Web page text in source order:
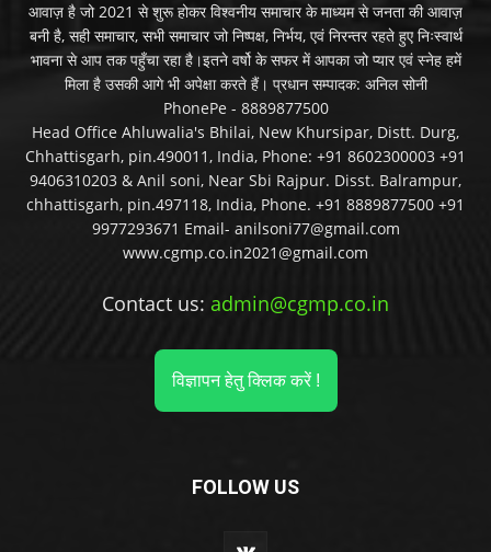
आवाज़ है जो 2021 से शुरू होकर विश्वनीय समाचार के माध्यम से जनता की आवाज़
बनी है, सही समाचार, सभी समाचार जो निष्पक्ष, निर्भय, एवं निरन्तर रहते हुए निःस्वार्थ
भावना से आप तक पहुँचा रहा है।इतने वर्षो के सफर में आपका जो प्यार एवं स्नेह हमें
मिला है उसकी आगे भी अपेक्षा करते हैं। प्रधान सम्पादक: अनिल सोनी
PhonePe - 8889877500
Head Office Ahluwalia's Bhilai, New Khursipar, Distt. Durg,
Chhattisgarh, pin.490011, India, Phone: +91 8602300003 +91
9406310203 & Anil soni, Near Sbi Rajpur. Disst. Balrampur,
chhattisgarh, pin.497118, India, Phone. +91 8889877500 +91
9977293671 Email- anilsoni77@gmail.com
www.cgmp.co.in2021@gmail.com
Contact us: admin@cgmp.co.in
विज्ञापन हेतु क्लिक करें !
FOLLOW US